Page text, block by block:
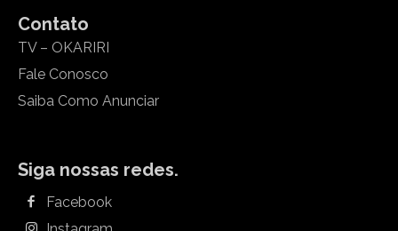
Contato
TV – OKARIRI
Fale Conosco
Saiba Como Anunciar
Siga nossas redes.
Facebook